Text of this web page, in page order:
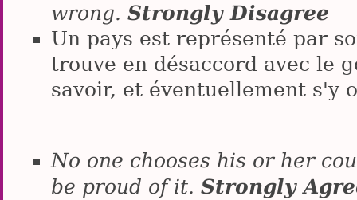
wrong. Strongly Disagree
Un pays est représenté par
trouve en désaccord avec le
savoir, et éventuellement s'y
No one chooses his or her
be proud of it. Strongly